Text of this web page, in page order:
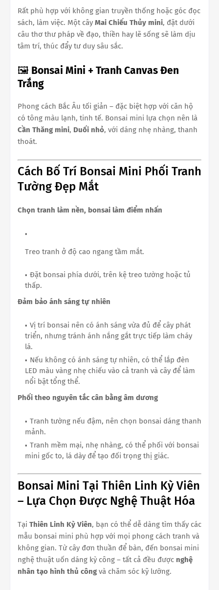
Rất phù hợp với không gian truyền thống hoặc góc đọc
sách, làm việc. Một cây Mai Chiếu Thủy mini, đặt dưới
câu thơ thư pháp về đạo, thiền hay lẽ sống sẽ làm dịu
tâm trí, thúc đẩy tư duy sâu sắc.
🖼️ Bonsai Mini + Tranh Canvas Đen
Trắng
Phong cách Bắc Âu tối giản – đặc biệt hợp với căn hộ
có tông màu lạnh, tinh tế. Bonsai mini lựa chọn nên là
Cần Thăng mini, Duối nhỏ, với dáng nhẹ nhàng, thanh
thoát.
Cách Bố Trí Bonsai Mini Phối Tranh
Tường Đẹp Mắt
Chọn tranh làm nền, bonsai làm điểm nhấn
Treo tranh ở độ cao ngang tầm mắt.
Đặt bonsai phía dưới, trên kệ treo tường hoặc tủ
thấp.
Đảm bảo ánh sáng tự nhiên
Vị trí bonsai nên có ánh sáng vừa đủ để cây phát
triển, nhưng tránh ánh nắng gắt trực tiếp làm cháy
lá.
Nếu không có ánh sáng tự nhiên, có thể lắp đèn
LED màu vàng nhẹ chiếu vào cả tranh và cây để làm
nổi bật tổng thể.
Phối theo nguyên tắc cân bằng âm dương
Tranh tường nếu đậm, nên chọn bonsai dáng thanh
mảnh.
Tranh mềm mại, nhẹ nhàng, có thể phối với bonsai
mini gốc to, lá dày để tạo đối trọng thị giác.
Bonsai Mini Tại Thiên Linh Kỳ Viên
– Lựa Chọn Được Nghệ Thuật Hóa
Tại Thiên Linh Kỳ Viên, bạn có thể dễ dàng tìm thấy các
mẫu bonsai mini phù hợp với mọi phong cách tranh và
không gian. Từ cây đơn thuần để bàn, đến bonsai mini
nghệ thuật uốn dáng kỳ công – tất cả đều được nghệ
nhân tạo hình thủ công và chăm sóc kỹ lưỡng.